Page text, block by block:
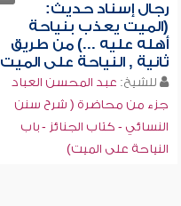
رجال إسناد حديث:
(الميت يعذب بنياحة
أهله عليه ...) من طريق
ثانية , النياحة على الميت
للشيخ: عبد المحسن العباد
جزء من محاضرة ( شرح سنن
النسائي - كتاب الجنائز - باب
النياحة على الميت)